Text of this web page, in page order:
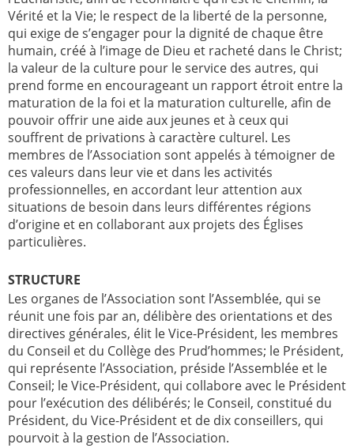
Vérité et la Vie; le respect de la liberté de la personne,
qui exige de s’engager pour la dignité de chaque être
humain, créé à l’image de Dieu et racheté dans le Christ;
la valeur de la culture pour le service des autres, qui
prend forme en encourageant un rapport étroit entre la
maturation de la foi et la maturation culturelle, afin de
pouvoir offrir une aide aux jeunes et à ceux qui
souffrent de privations à caractère culturel. Les
membres de l’Association sont appelés à témoigner de
ces valeurs dans leur vie et dans les activités
professionnelles, en accordant leur attention aux
situations de besoin dans leurs différentes régions
d’origine et en collaborant aux projets des Églises
particulières.
STRUCTURE
Les organes de l’Association sont l’Assemblée, qui se
réunit une fois par an, délibère des orientations et des
directives générales, élit le Vice-Président, les membres
du Conseil et du Collège des Prud’hommes; le Président,
qui représente l’Association, préside l’Assemblée et le
Conseil; le Vice-Président, qui collabore avec le Président
pour l’exécution des délibérés; le Conseil, constitué du
Président, du Vice-Président et de dix conseillers, qui
pourvoit à la gestion de l’Association.